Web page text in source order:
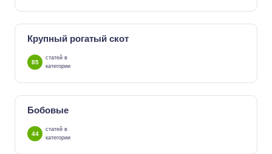
Крупный рогатый скот
85
статей в
категории
Бобовые
44
статей в
категории